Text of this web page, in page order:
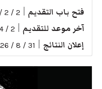
فتح باب التقديم 2 / 2 / 2026
آخر موعد للتقديم 2 / 4 / 2026
إعلان النتائج 31 / 8 / 2026